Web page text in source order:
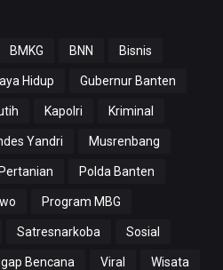
BMKG BNN Bisnis
Hidup Gubernur Banten
Kapolri Kriminal
Yandri Musrenbang
Polda Banten
Program MBG
Satresnarkoba Sosial
Bencana Viral Wisata